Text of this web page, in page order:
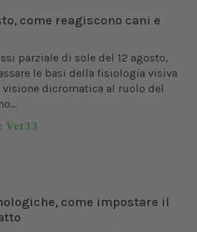
come reagiscono cani e
parziale di sole del 12 agosto,
le basi della fisiologia visiva
visione dicromatica al ruolo del
Vet33
come impostare il